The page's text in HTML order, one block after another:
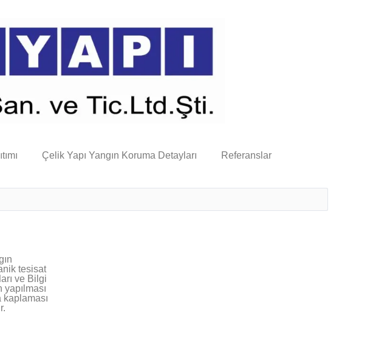
Çelik Yapı Yangın Koruma Detayları Referanslar
tesisat
ve Bilgi
kaplaması